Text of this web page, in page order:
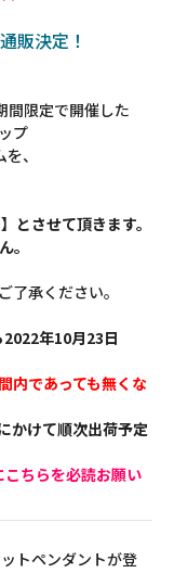
販決定！
間限定で開催した
プ
、
とさせて頂きます。
。
了承ください。
年10月23日
内であっても無くな
かけて順次出荷予定
ちらを必読お願い
トペンダントが登